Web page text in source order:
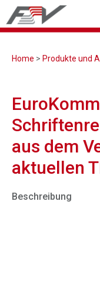
Home > Produkte und
aus dem
aktuellen
Beschreibung